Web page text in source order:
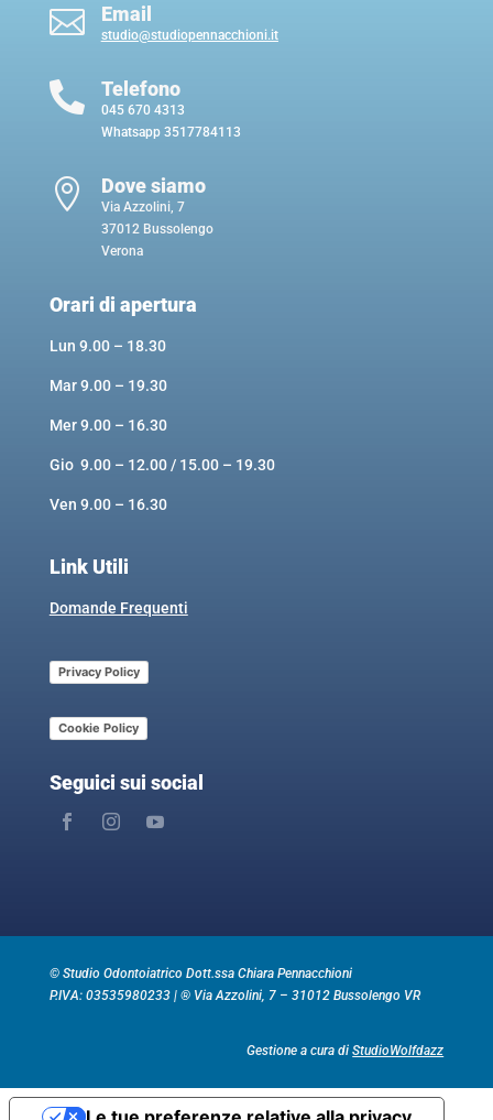
 Email
studio@studiopennacchioni.it
 Telefono
045 670 4313
Whatsapp 3517784113
 Dove siamo
Via Azzolini, 7
37012 Bussolengo
Verona
Orari di apertura
Lun 9.00 – 18.30
Mar 9.00 – 19.30
Mer 9.00 – 16.30
Gio 9.00 – 12.00 / 15.00 – 19.30
Ven 9.00 – 16.30
Link Utili
Domande Frequenti
Privacy Policy
Cookie Policy
Seguici sui social
© Studio Odontoiatrico Dott.ssa Chiara Pennacchioni
P.IVA: 03535980233 | ® Via Azzolini, 7 – 31012 Bussolengo VR
Gestione a cura diStudioWolfdazz